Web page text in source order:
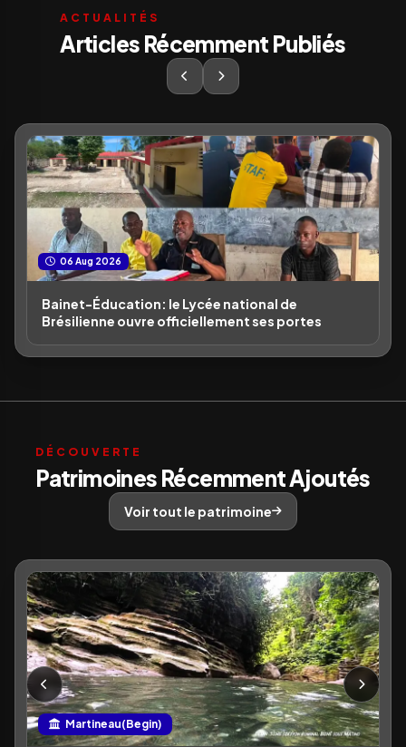
ACTUALITÉS
Articles Récemment Publiés
06 Aug 2026
Bainet-Éducation: le Lycée national de
Brésilienne ouvre officiellement ses portes
DÉCOUVERTE
Patrimoines Récemment Ajoutés
Voir tout le patrimoine
Martineau(Begin)